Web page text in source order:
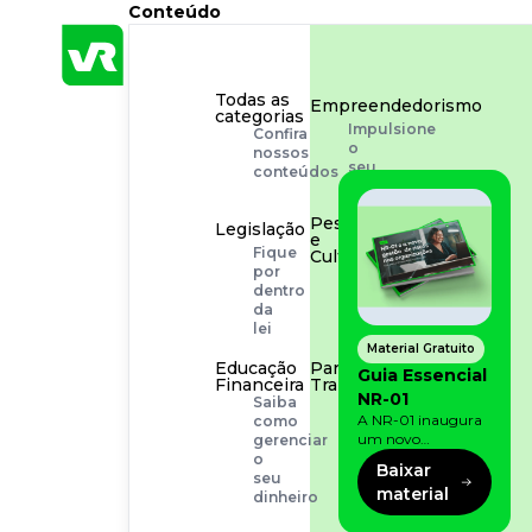
Conteúdo
Todas as
categorias
Confira
nossos
conteúdos
Empreendedorismo
Impulsione
o
seu
negócio
Legislação
Fique
por
dentro
da
lei
Pessoas
e
Cultura
Aprimore
cultura
organizacional
Educação
Financeira
Saiba
como
gerenciar
o
seu
dinheiro
Para o
Trabalhador
Tudo
para
facilitar
rotina
Material Gratuito
Guia Essencial
NR-01
A NR-01 inaugura
um novo
momento na
prevenção de riscos:
agora, além dos
fatores físicos e
Baixar
material